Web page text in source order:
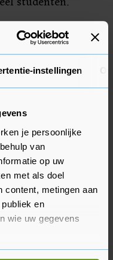
instellingen
je persoonlijke
van
op uw
met als doel
content, metingen aan
en
wie uw gegevens
is te zien dat de
zwaaiden. De
achthonderd